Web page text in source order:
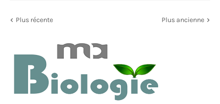
Plus récente Plus ancienne